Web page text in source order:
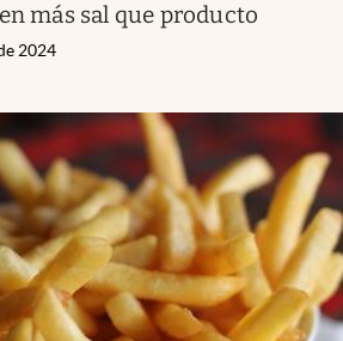
más sal que producto
2024